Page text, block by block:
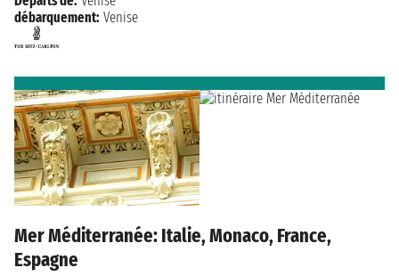
débarquement: Venise
Mer Méditerranée: Italie, Monaco, France,
Espagne